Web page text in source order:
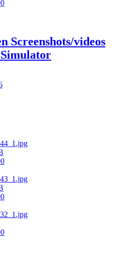
Screenshots/videos